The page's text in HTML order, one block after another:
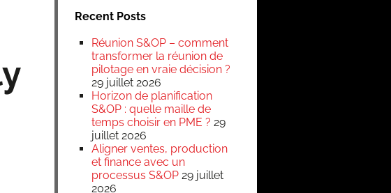
Recent Posts
Réunion S&OP – comment
transformer la réunion de
pilotage en vraie décision ?
29 juillet 2026
Horizon de planification
S&OP : quelle maille de
temps choisir en PME ? 29
juillet 2026
Aligner ventes, production
et finance avec un
processus S&OP 29 juillet
2026